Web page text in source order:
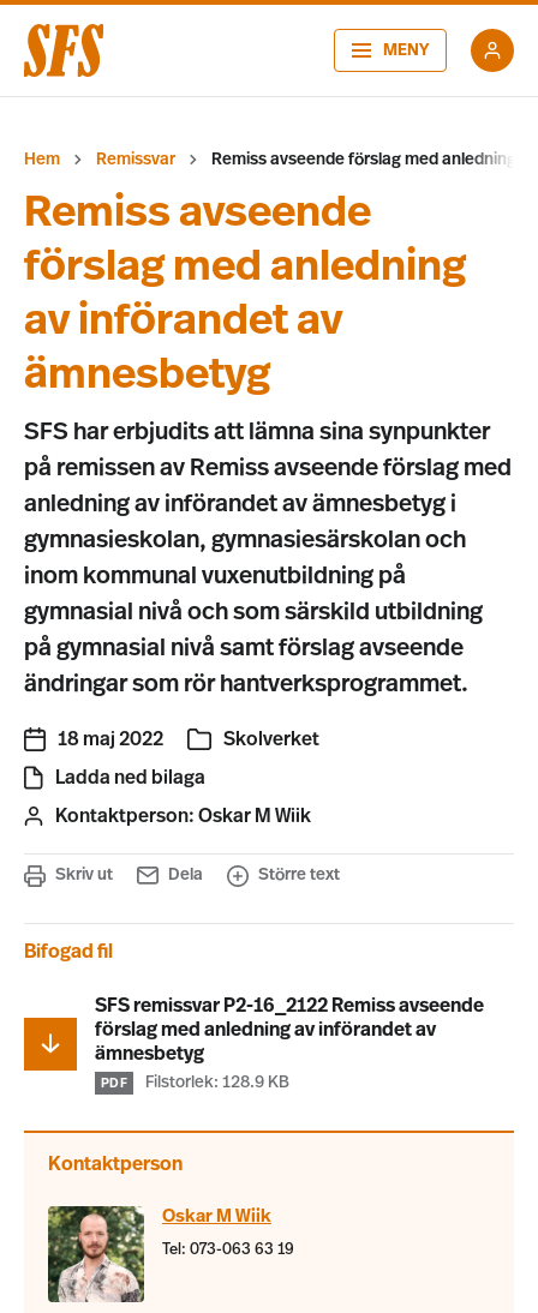
MENY
Hem Remissvar Remiss avseende förslag med anledning
Remiss avseende
förslag med anledning
av införandet av
ämnesbetyg
SFS har erbjudits att lämna sina synpunkter
på remissen av Remiss avseende förslag med
anledning av införandet av ämnesbetyg i
gymnasieskolan, gymnasiesärskolan och
inom kommunal vuxenutbildning på
gymnasial nivå och som särskild utbildning
på gymnasial nivå samt förslag avseende
ändringar som rör hantverksprogrammet.
18 maj 2022
Skolverket
Ladda ned bilaga
Kontaktperson:Oskar M Wiik
Skriv ut Dela Större text
Bifogad fil
SFS remissvar P2-16_2122 Remiss avseende
förslag med anledning av införandet av
ämnesbetyg
PDF Filstorlek: 128.9 KB
Kontaktperson
Oskar M Wiik
Tel: 073-063 63 19